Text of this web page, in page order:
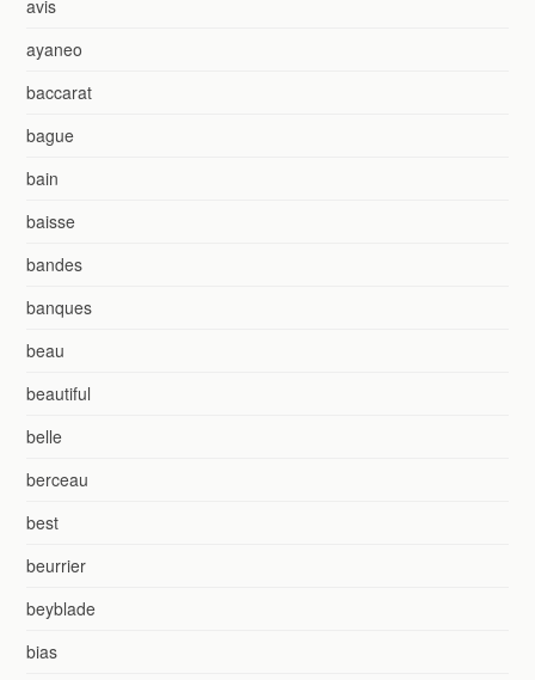
avis
ayaneo
baccarat
bague
bain
baisse
bandes
banques
beau
beautiful
belle
berceau
best
beurrier
beyblade
bias